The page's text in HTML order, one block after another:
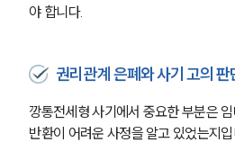
야 합니다.
권리관계 은폐와 사기 고의 판
깡통전세형 사기에서 중요한 부분은
반환이 어려운 사정을 알고 있었는지입